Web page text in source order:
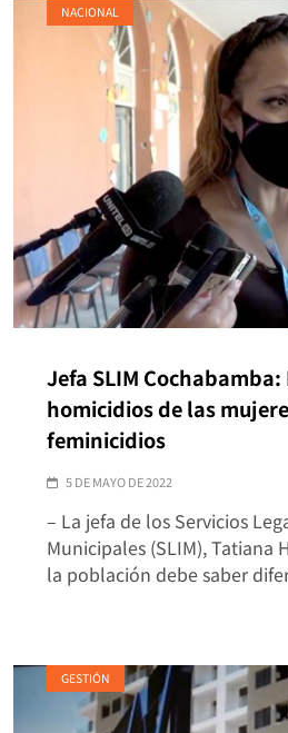
NACIONAL
Jefa SLIM
homicidios de las
feminicidios
5 DE MAYO DE 2022
– La jefa de los Servicios
Municipales (SLIM), Tatiana
la población debe saber
GESTIÓN